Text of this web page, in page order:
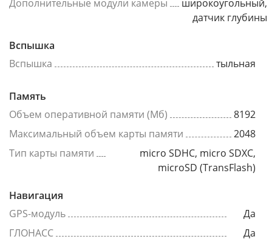
Дополнительные модули камеры
широкоугольный,
датчик глубины
Вспышка
Вспышка
тыльная
Память
Объем оперативной памяти (Мб)
8192
Максимальный объем карты памяти
2048
Тип карты памяти
micro SDHC, micro SDXC,
microSD (TransFlash)
Навигация
GPS-модуль
Да
ГЛОНАСС
Да